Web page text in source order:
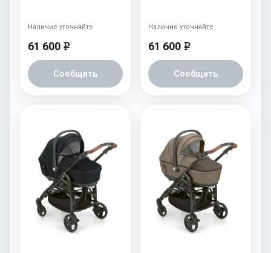
61 600 e
Сообщить
Наличие уточняйте
61 600 e
Сообщить
Наличие уточняйте